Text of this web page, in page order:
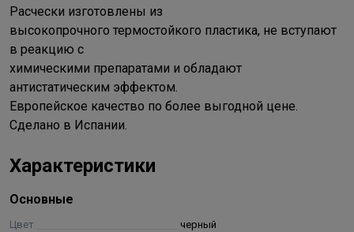
Расчески изготовлены из
высокопрочного термостойкого пластика, не вступают
в реакцию с
химическими препаратами и обладают
антистатическим эффектом.
Европейское качество по более выгодной цене.
Сделано в Испании.
Характеристики
Основные
Цвет черный